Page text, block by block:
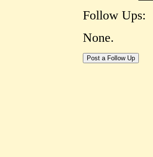
Follow Ups:
None.